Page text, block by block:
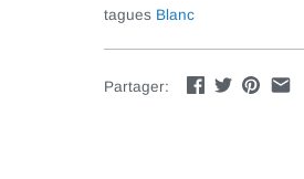
tagues Blanc
Partager: